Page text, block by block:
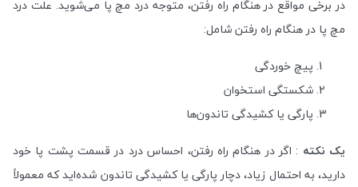
در برخی مواقع در هنگام راه رفتن، متوجه درد مچ پا می‌شوید. علت درد
مچ پا در هنگام راه رفتن شامل:
پیچ خوردگی
شکستگی استخوان
پارگی یا کشیدگی تاندون‌ها
یک نکته : اگر در هنگام راه رفتن، احساس درد در قسمت پشت پا خود
دارید، به احتمال زیاد، دچار پارگی یا کشیدگی تاندون شده‌اید که معمولاً